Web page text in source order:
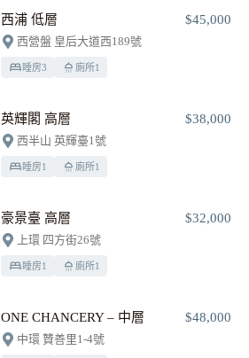
西浦 低層 $45,000
西營盤 皇后大道西189號
睡房3 廁所1
英輝閣 高層 $38,000
西半山 英輝臺1號
睡房1 廁所1
豪景臺 高層 $32,000
上環 四方街26號
睡房1 廁所1
ONE CHANCERY – 中層 $48,000
中環 贊善里1-4號